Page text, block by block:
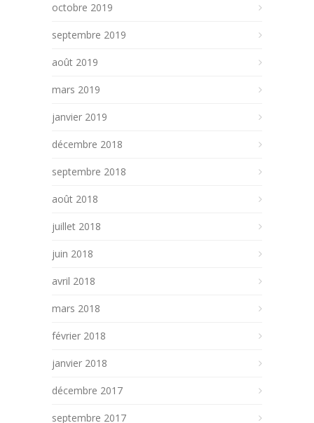
octobre 2019
septembre 2019
août 2019
mars 2019
janvier 2019
décembre 2018
septembre 2018
août 2018
juillet 2018
juin 2018
avril 2018
mars 2018
février 2018
janvier 2018
décembre 2017
septembre 2017